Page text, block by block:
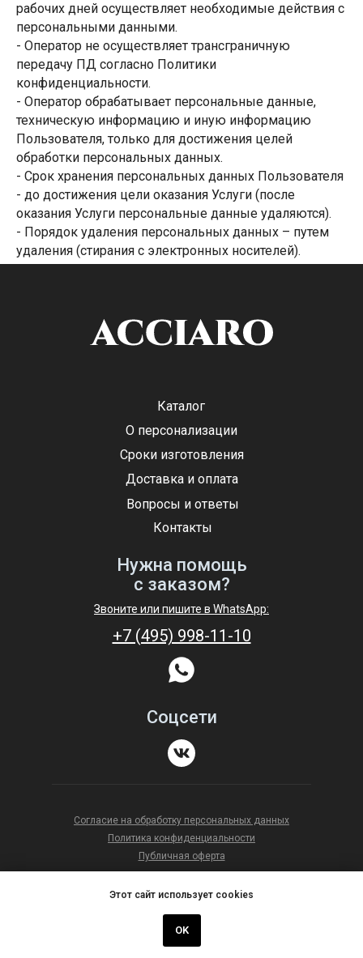
Этот сайт использует cookies
OK
рабочих дней осуществляет необходимые действия с
персональными данными.
- Оператор не осуществляет трансграничную
передачу ПД согласно Политики
конфиденциальности.
- Оператор обрабатывает персональные данные,
техническую информацию и иную информацию
Пользователя, только для достижения целей
обработки персональных данных.
- Срок хранения персональных данных Пользователя
- до достижения цели оказания Услуги (после
оказания Услуги персональные данные удаляются).
- Порядок удаления персональных данных – путем
удаления (стирания с электронных носителей).
Карта сайта
Политика конфиденциальности
Публичная оферта
Согласие на обработку персональных данных
© ACCIARO 2018-2026
Соцсети
Нужна помощь
с заказом?
Звоните или пишите в WhatsApp:
+7 (495) 998-11-10
Каталог
О бренде
Контакты
О персонализации
Сроки изготовления
Доставка и оплата
Вопросы и ответы